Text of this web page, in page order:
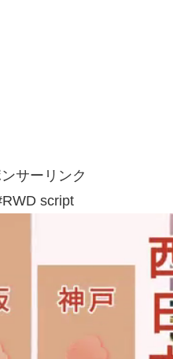
サーリンク
script